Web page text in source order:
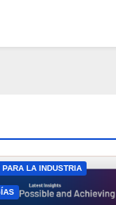
PARA LA INDUSTRIA